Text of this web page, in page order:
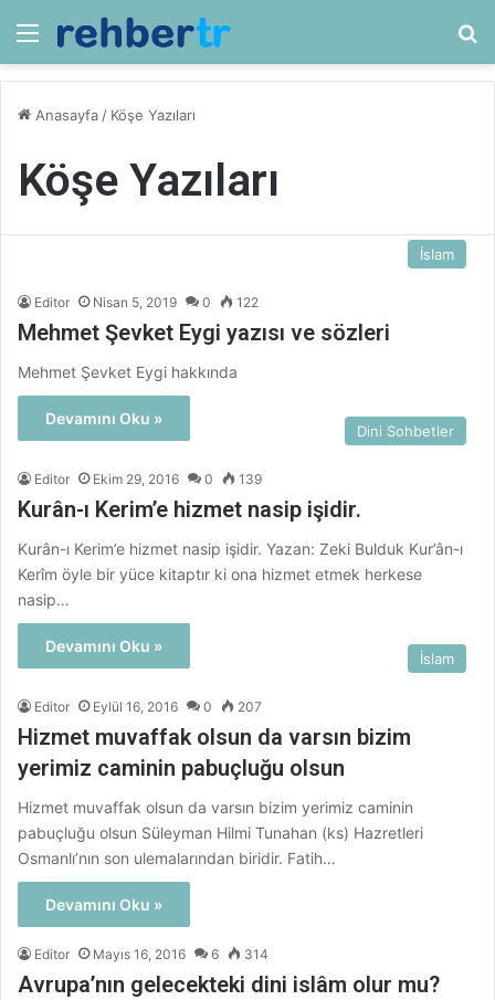
Menü
Anasayfa / Köşe Yazıları
Köşe Yazıları
İslam
Editor Nisan 5, 2019 0 122
Mehmet Şevket Eygi yazısı ve sözleri
Mehmet Şevket Eygi hakkında
Devamını Oku »
Dini Sohbetler
Editor Ekim 29, 2016 0 139
Kurân-ı Kerim’e hizmet nasip işidir.
Kurân-ı Kerim’e hizmet nasip işidir. Yazan: Zeki Bulduk Kur’ân-ı
Kerîm öyle bir yüce kitaptır ki ona hizmet etmek herkese
nasip…
Devamını Oku »
İslam
Editor Eylül 16, 2016 0 207
Hizmet muvaffak olsun da varsın bizim
yerimiz caminin pabuçluğu olsun
Hizmet muvaffak olsun da varsın bizim yerimiz caminin
pabuçluğu olsun Süleyman Hilmi Tunahan (ks) Hazretleri
Osmanlı’nın son ulemalarından biridir. Fatih…
Devamını Oku »
Editor Mayıs 16, 2016 6 314
Avrupa’nın gelecekteki dini islâm olur mu?